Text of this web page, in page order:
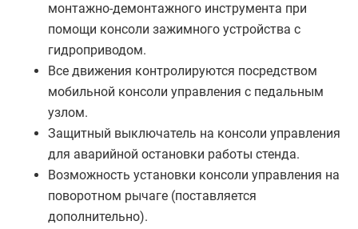
монтажно-демонтажного инструмента при
помощи консоли зажимного устройства с
гидроприводом.
Все движения контролируются посредством
мобильной консоли управления c педальным
узлом.
Защитный выключатель на консоли управления
для аварийной остановки работы стенда.
Возможность установки консоли управления на
поворотном рычаге (поставляется
дополнительно).